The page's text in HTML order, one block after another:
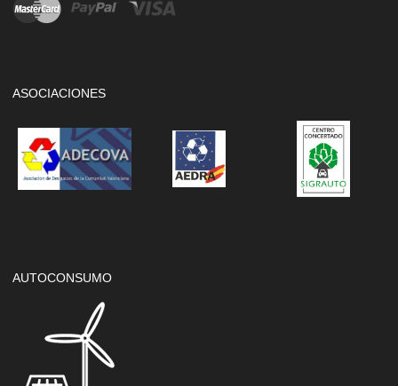
ASOCIACIONES
AUTOCONSUMO